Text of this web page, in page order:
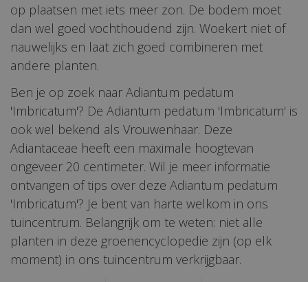
op plaatsen met iets meer zon. De bodem moet
dan wel goed vochthoudend zijn. Woekert niet of
nauwelijks en laat zich goed combineren met
andere planten.
Ben je op zoek naar Adiantum pedatum
'Imbricatum'? De Adiantum pedatum 'Imbricatum' is
ook wel bekend als Vrouwenhaar. Deze
Adiantaceae heeft een maximale hoogtevan
ongeveer 20 centimeter. Wil je meer informatie
ontvangen of tips over deze Adiantum pedatum
'Imbricatum'? Je bent van harte welkom in ons
tuincentrum. Belangrijk om te weten: niet alle
planten in deze groenencyclopedie zijn (op elk
moment) in ons tuincentrum verkrijgbaar.